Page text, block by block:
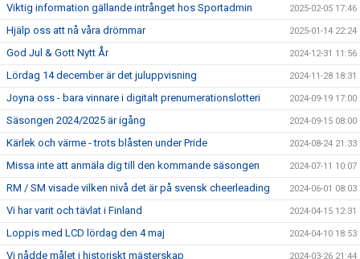
Viktig information gällande intrånget hos Sportadmin 2025-02-05 17:46
Hjälp oss att nå våra drömmar 2025-01-14 22:24
God Jul & Gott Nytt År 2024-12-31 11:56
Lördag 14 december är det juluppvisning 2024-11-28 18:31
Joyna oss - bara vinnare i digitalt prenumerationslotteri 2024-09-19 17:00
Säsongen 2024/2025 är igång 2024-09-15 08:00
Kärlek och värme - trots blåsten under Pride 2024-08-24 21:33
Missa inte att anmäla dig till den kommande säsongen 2024-07-11 10:07
RM / SM visade vilken nivå det är på svensk cheerleading 2024-06-01 08:03
Vi har varit och tävlat i Finland 2024-04-15 12:31
Loppis med LCD lördag den 4 maj 2024-04-10 18:53
Vi nådde målet i historiskt mästerskap 2024-03-26 21:44